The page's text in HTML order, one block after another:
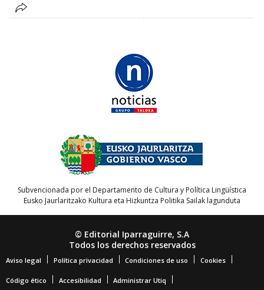
Subvencionada por el Departamento de Cultura y Política Lingüística
Eusko Jaurlaritzako Kultura eta Hizkuntza Politika Sailak lagunduta
© Editorial Iparraguirre, S.A
Todos los derechos reservados
Aviso legal Política privacidad Condiciones de uso Cookies
Código ético Accesibilidad Administrar Utiq